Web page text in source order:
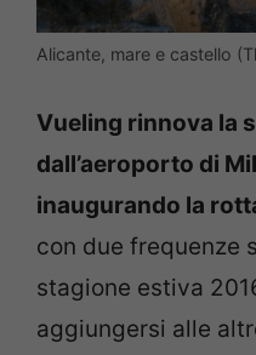
Alicante, mare e castello
Vueling rinnova la
dall’aeroporto di
inaugurando la
con due frequenze
stagione estiva
aggiungersi alle